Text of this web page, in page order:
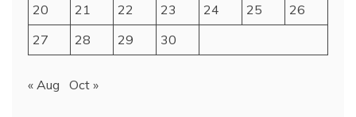
20
21 22 23 24 25
26
27
28 29 30
« Aug Oct »